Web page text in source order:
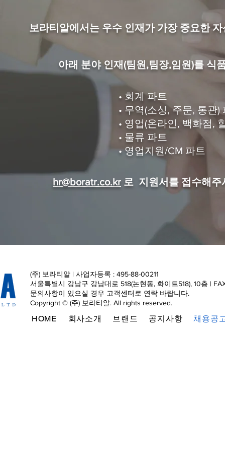
보라티알에서는 우수 인재가 가장 중요한
아래 분야 인재(팀원,팀장,임원)를 식
• 회계​ 파트
• 무역(소싱, 주문, 통관)
• 영업(온라인, 백화점,
• 물류 파트
• 영업지원/CM 파트
hr@boratr.co.kr 로 지원서를 접수해주
(주) 보라티알 | 사업자등록 : 495-88-00211
서울특별시 강남구 강남대로 518(논현동, 화이트518), 10층 |
문의사항이 있으실 경우 고객센터로 연락 바랍니다.
Copyright © (주) 보라티알. All rights reserved.
HOME 회사소개 브랜드 공지사항 채용공